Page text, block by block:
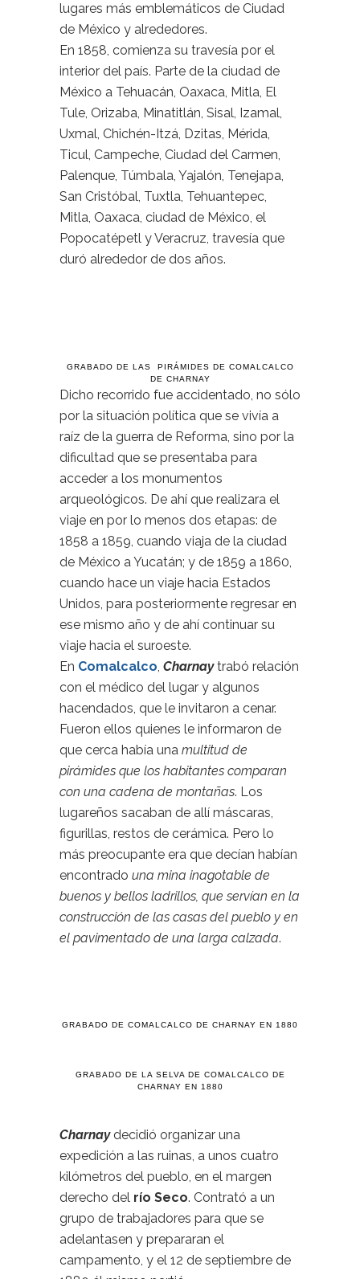
lugares más emblemáticos de Ciudad
de México y alrededores.
En 1858, comienza su travesía por el
interior del país. Parte de la ciudad de
México a Tehuacán, Oaxaca, Mitla, El
Tule, Orizaba, Minatitlán, Sisal, Izamal,
Uxmal, Chichén-Itzá, Dzitas, Mérida,
Ticul, Campeche, Ciudad del Carmen,
Palenque, Túmbala, Yajalón, Tenejapa,
San Cristóbal, Tuxtla, Tehuantepec,
Mitla, Oaxaca, ciudad de México, el
Popocatépetl y Veracruz, travesía que
duró alrededor de dos años.
GRABADO DE LAS PIRÁMIDES DE COMALCALCO
DE CHARNAY
Dicho recorrido fue accidentado, no sólo
por la situación política que se vivía a
raíz de la guerra de Reforma, sino por la
dificultad que se presentaba para
acceder a los monumentos
arqueológicos. De ahí que realizara el
viaje en por lo menos dos etapas: de
1858 a 1859, cuando viaja de la ciudad
de México a Yucatán; y de 1859 a 1860,
cuando hace un viaje hacia Estados
Unidos, para posteriormente regresar en
ese mismo año y de ahí continuar su
viaje hacia el suroeste.
En Comalcalco, Charnaytrabó relación
con el médico del lugar y algunos
hacendados, que le invitaron a cenar.
Fueron ellos quienes le informaron de
que cerca había una multitud de
pirámides que los habitantes comparan
con una cadena de montañas. Los
lugareños sacaban de allí máscaras,
figurillas, restos de cerámica. Pero lo
más preocupante era que decían habían
encontrado una mina inagotable de
buenos y bellos ladrillos, que servían en la
construcción de las casas del pueblo y en
el pavimentado de una larga calzada.
GRABADO DE COMALCALCO DE CHARNAY EN 1880
GRABADO DE LA SELVA DE COMALCALCO DE
CHARNAY EN 1880
Charnaydecidió organizar una
expedición a las ruinas, a unos cuatro
kilómetros del pueblo, en el margen
derecho del río Seco. Contrató a un
grupo de trabajadores para que se
adelantasen y prepararan el
campamento, y el 12 de septiembre de